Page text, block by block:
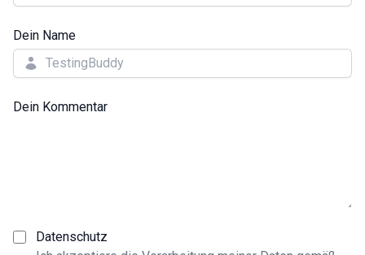
Dein Name
Dein Kommentar
Datenschutz